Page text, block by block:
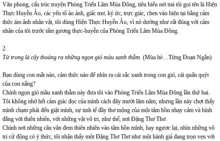
Văn phong, cấu trúc truyện Phòng Triển Lãm Mùa Đông, tiêu biểu nét mà tôi gọi tên là Hiện
Thực Huyễn Ảo, các yếu tố ảo ảnh, giấc mơ, ký ức, trực giác, chen vào hiện tại bằng cảm
thức ám ảnh nhân vật, tôi dùng Hiện Thực Huyễn Ảo, vì nó dường như rất đúng với cảm
nhận của tôi trước tấm gương thực-huyễn của Phòng Triển Lãm Mùa Đông.
2.
Từ trong lá cây thoảng ra những ngọn gió màu xanh thẫm . (Mùa hè…Từng Đoạn Ngắn)
Bạn dùng con mắt nào, cảm thức nào để nhìn ra cái sắc xanh trong con gió, cái quấn quýt
của con nắng?
Chính ngọn gió mầu xanh thẫm này đưa tôi vào Phòng Triển Lãm Mùa Đông lần thứ hai.
Tôi không nhớ hết cảm giác đọc của mình cách đây mười lăm năm, nhưng lần này chợt thấy
mình chạm phải đến giật mình, sự tinh tế đầy thơ mộng của một tâm hồn nhạy cảm và bình
đẳng với thiên nhiên, với những vật vô tri, như thế, nơi Đặng Thơ Thơ.
Chính nơi những câu văn đem thiên nhiên vào tâm hồn mình, hay ngược lại, nhìn những vô
tri cử động có ý thức, tôi nhận thấy một Đặng Thơ Thơ như một hành giả đang trọn vẹn với